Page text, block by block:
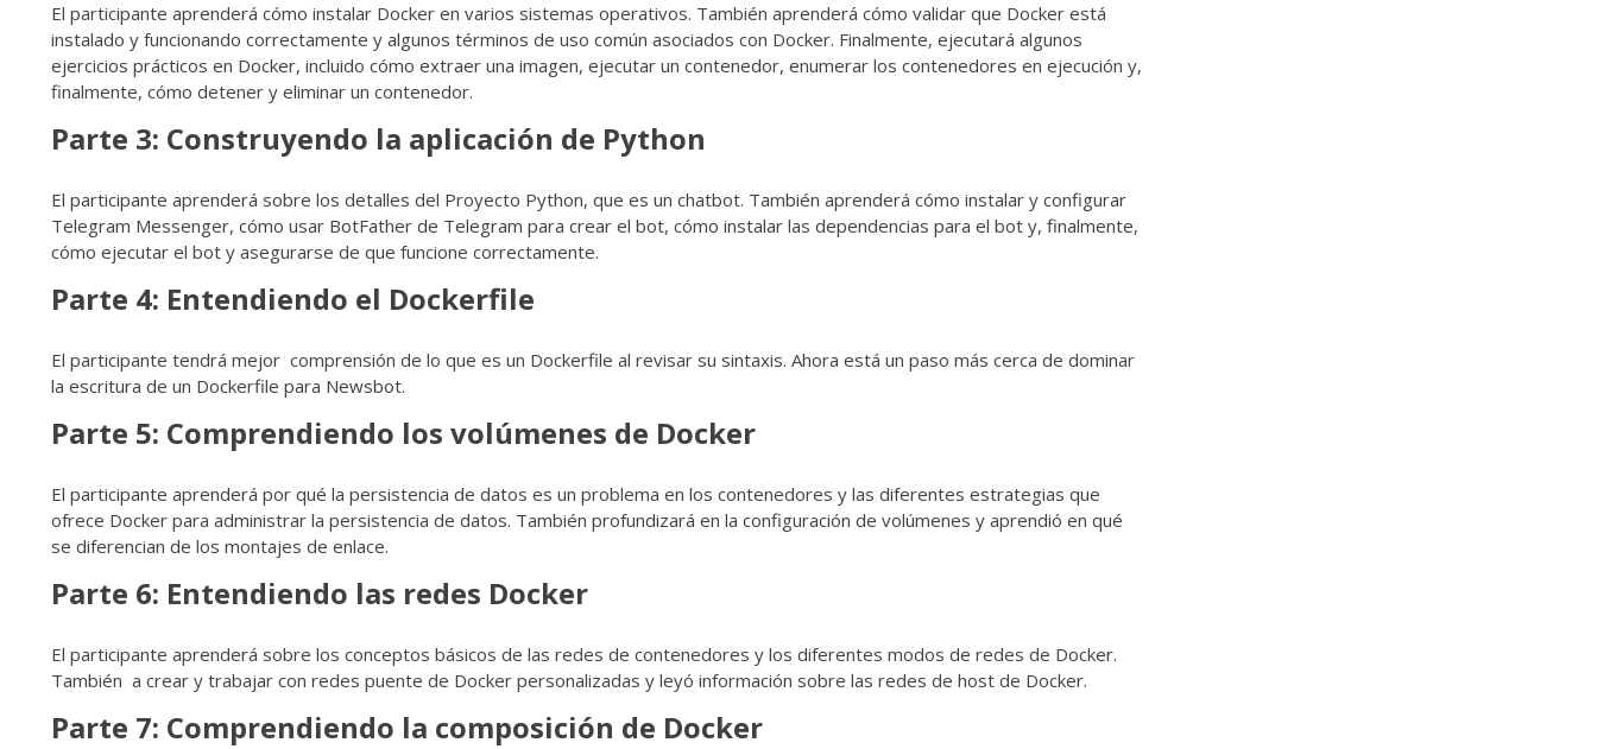
El participante aprenderá cómo instalar Docker en varios sistemas operativos. También aprenderá cómo validar que Docker está
instalado y funcionando correctamente y algunos términos de uso común asociados con Docker. Finalmente, ejecutará algunos
ejercicios prácticos en Docker, incluido cómo extraer una imagen, ejecutar un contenedor, enumerar los contenedores en ejecución y,
finalmente, cómo detener y eliminar un contenedor.
Parte 3: Construyendo la aplicación de Python
El participante aprenderá sobre los detalles del Proyecto Python, que es un chatbot. También aprenderá cómo instalar y configurar
Telegram Messenger, cómo usar BotFather de Telegram para crear el bot, cómo instalar las dependencias para el bot y, finalmente,
cómo ejecutar el bot y asegurarse de que funcione correctamente.
Parte 4: Entendiendo el Dockerfile
El participante tendrá mejor comprensión de lo que es un Dockerfile al revisar su sintaxis. Ahora está un paso más cerca de dominar
la escritura de un Dockerfile para Newsbot.
Parte 5: Comprendiendo los volúmenes de Docker
El participante aprenderá por qué la persistencia de datos es un problema en los contenedores y las diferentes estrategias que
ofrece Docker para administrar la persistencia de datos. También profundizará en la configuración de volúmenes y aprendió en qué
se diferencian de los montajes de enlace.
Parte 6: Entendiendo las redes Docker
El participante aprenderá sobre los conceptos básicos de las redes de contenedores y los diferentes modos de redes de Docker.
También a crear y trabajar con redes puente de Docker personalizadas y leyó información sobre las redes de host de Docker.
Parte 7: Comprendiendo la composición de Docker